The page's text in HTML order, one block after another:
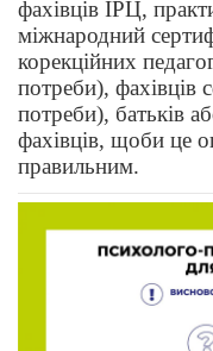
фахівців ІРЦ,
міжнародний
корекційних
потреби), фахівців
потреби), батьків
фахівців, щоби це
правильним.